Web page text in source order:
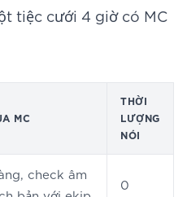
tiệc cưới 4 giờ có MC
MC
THỜI
LƯỢNG
NÓI
check âm
0